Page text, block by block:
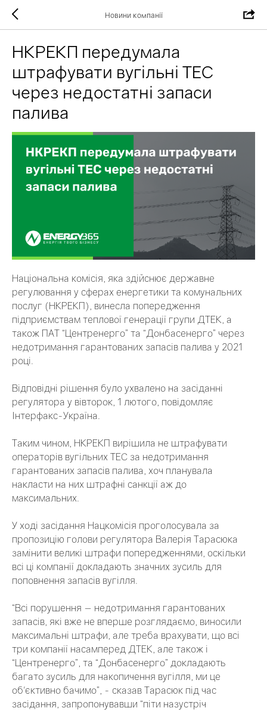
Новини компанії
НКРЕКП передумала
штрафувати вугільні ТЕС
через недостатні запаси
палива
Національна комісія, яка здійснює державне
регулювання у сферах енергетики та комунальних
послуг (НКРЕКП), винесла попередження
підприємствам теплової генерації групи ДТЕК, а
також ПАТ “Центренерго” та “Донбасенерго” через
недотримання гарантованих запасів палива у 2021
році.
Відповідні рішення було ухвалено на засіданні
регулятора у вівторок, 1 лютого, повідомляє
Інтерфакс-Україна.
Таким чином, НКРЕКП вирішила не штрафувати
операторів вугільних ТЕС за недотримання
гарантованих запасів палива, хоч планувала
накласти на них штрафні санкції аж до
максимальних.
У ході засідання Нацкомісія проголосувала за
пропозицію голови регулятора Валерія Тарасюка
замінити великі штрафи попередженнями, оскільки
всі ці компанії докладають значних зусиль для
поповнення запасів вугілля.
“Всі порушення — недотримання гарантованих
запасів, які вже не вперше розглядаємо, виносили
максимальні штрафи, але треба врахувати, що всі
три компанії насамперед ДТЕК, але також і
“Центренерго”, та “Донбасенерго” докладають
багато зусиль для накопичення вугілля, ми це
об'єктивно бачимо”, - сказав Тарасюк під час
засідання, запропонувавши “піти назустріч